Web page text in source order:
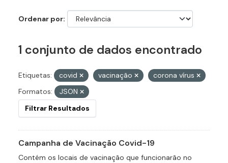
Ordenar por
1 conjunto de dados encontrado
Etiquetas: covid vacinação
corona vírus
Formatos:
JSON
Filtrar Resultados
Campanha de Vacinação Covid-19
Contém os locais de vacinação que funcionarão no